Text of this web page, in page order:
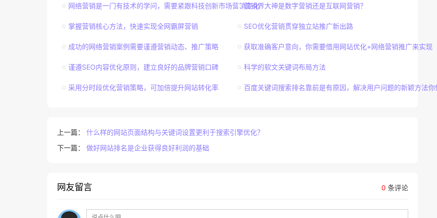
网络营销是一门有技术的学问，需要紧跟科技创新市场营销变化营销界大神是数字营销还是互联网营销？
掌握营销核心方法，快速实现全网霸屏营销 SEO优化营销贯穿独立站推广新出路
成功的网络营销案例需要谨遵营销动态、推广策略 获取准确客户意向，你需要借用网站优化+网络营销推广来实现
谨遵SEO内容优化原则，建立良好的品牌营销口碑 科学的软文关键词布局方法
采用分时段优化营销策略，可加倍提升网站转化率 百度关键词搜索排名靠前是有原因，解决用户问题的新颖方法你
上一篇： 什么样的网站页面结构与关键词设置更利于搜索引擎优化？
下一篇： 做好网站排名是企业获得良好利润的基础
0 条评论
网友留言